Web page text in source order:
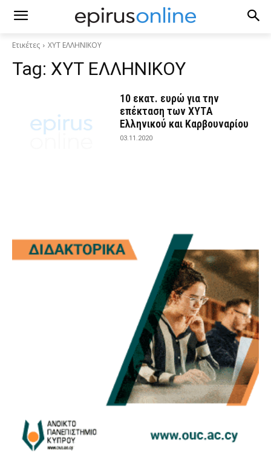
Ετικέτες ΧΥΤ ΕΛΛΗΝΙΚΟΥ
Tag: ΧΥΤ ΕΛΛΗΝΙΚΟΥ
10 εκατ. ευρώ για την
επέκταση των ΧΥΤA
Ελληνικού και Καρβουναρίου
03.11.2020